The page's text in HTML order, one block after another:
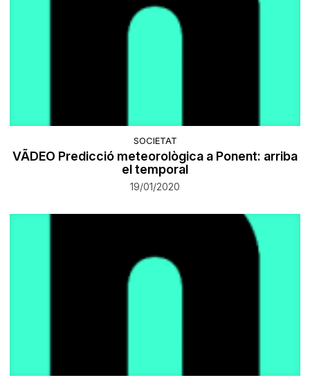
SOCIETAT
VÃDEO Predicció meteorològica a Ponent: arriba
el temporal
19/01/2020